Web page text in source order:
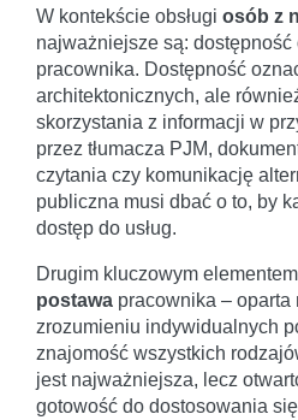
W kontekście obsługi osób z
najważniejsze są: dostępność
pracownika. Dostępność
architektonicznych, ale
skorzystania z informacji w
przez tłumacza PJM,
czytania czy komunikację
publiczna musi dbać o to, by
dostęp do usług.
Drugim kluczowym
postawa pracownika – oparta
zrozumieniu indywidualnych
znajomość wszystkich
jest najważniejsza, lecz
gotowość do dostosowania